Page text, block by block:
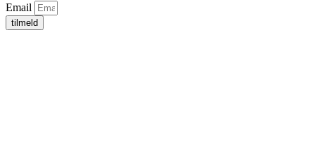
Email
tilmeld